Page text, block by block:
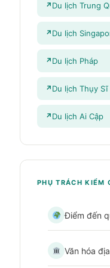
Du lịch Trung
Du lịch
Du lịch Pháp
Du lịch Thụy Sĩ
Du lịch Ai Cập
PHỤ TRÁCH KIỂM
Điểm đến
Văn hóa